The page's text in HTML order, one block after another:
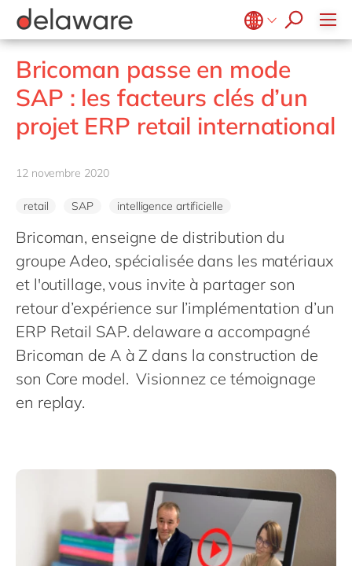
Belgium en
fr
Brazil
China
zh
France
Luxembourg
Malaysia
Morocco
en
Netherlands
nl
Philippines
Singapore
Switzerland
USA & Canada
en
Agroalimentaire
Services d'intérêt public et social
Secteur de la santé
Life Science
Impression et emballage
Services professionnels
Énergie renouvelable
Industrie textile
Transport
Énergie et Utilités publiques
Wholesale
Microsoft Business Central
Opentext
SalesForce
SAP
SAP CX
SuccessFactors
E-invoicing with Peppol
ERP
EUDR
Réalité étendue (XR)
Industrie 4.0
Transformation connectée des Opérations
PPWR compliance
Automatisation robotisée des processus
Développement durable
Projets
Onboarding
Apprentissage & développement
Notre culture
RSE
Diversité & Inclusion
Evènements internes
Nos bureaux
Jobs junior
Stages
Freelance community
blogs
events
apply now
Bricoman passe en mode
SAP : les facteurs clés d’un
projet ERP retail international
12 novembre 2020
retail SAP intelligence artificielle
Bricoman, enseigne de distribution du
groupe Adeo, spécialisée dans les matériaux
et l'outillage, vous invite à partager son
retour d’expérience sur l’implémentation d’un
ERP Retail SAP. delaware a accompagné
Bricoman de A à Z dans la construction de
son Core model. Visionnez ce témoignage
en replay.